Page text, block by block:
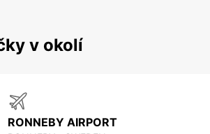
v okolí
RONNEBY AIRPORT